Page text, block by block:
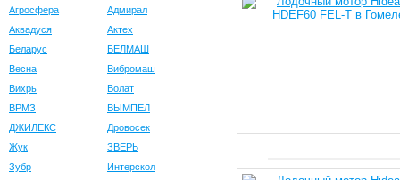
Агросфера
Адмирал
Аквадуся
Актех
Беларус
БЕЛМАШ
Весна
Вибромаш
Вихрь
Волат
ВРМЗ
ВЫМПЕЛ
ДЖИЛЕКС
Дровосек
Жук
ЗВЕРЬ
Зубр
Интерскол